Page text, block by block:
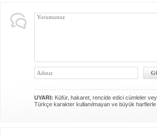
UYARI: Küfür, hakaret, rencide edici cümleler
Türkçe karakter kullanılmayan ve büyük harflerle